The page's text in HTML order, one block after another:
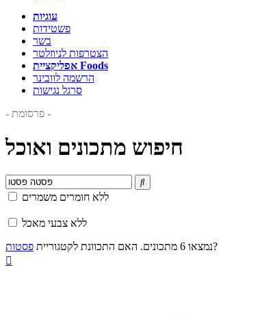
עוגיות
פשטידות
בשר
הצטרפות לניוזלטר
אפליקציית Foods
הרשמה לוובינר
סרגל נגישות
- פרסומת -
חיפוש מתכונים ואוכל

ללא חומרים משמרים
ללא צבעי מאכל
נמצאו 6 מתכונים. האם התכוונת לקטגוריית
פסטות
?
